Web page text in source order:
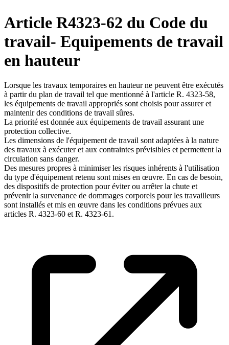
Article R4323-62 du Code du
travail- Equipements de travail
en hauteur
Lorsque les travaux temporaires en hauteur ne peuvent être exécutés
à partir du plan de travail tel que mentionné à l'article R. 4323-58,
les équipements de travail appropriés sont choisis pour assurer et
maintenir des conditions de travail sûres.
La priorité est donnée aux équipements de travail assurant une
protection collective.
Les dimensions de l'équipement de travail sont adaptées à la nature
des travaux à exécuter et aux contraintes prévisibles et permettent la
circulation sans danger.
Des mesures propres à minimiser les risques inhérents à l'utilisation
du type d'équipement retenu sont mises en œuvre. En cas de besoin,
des dispositifs de protection pour éviter ou arrêter la chute et
prévenir la survenance de dommages corporels pour les travailleurs
sont installés et mis en œuvre dans les conditions prévues aux
articles R. 4323-60 et R. 4323-61.